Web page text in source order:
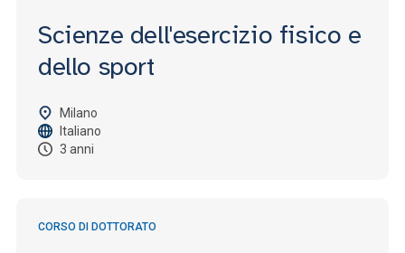
Scienze dell'esercizio fisico e
dello sport
Milano
Italiano
3 anni
CORSO DI DOTTORATO